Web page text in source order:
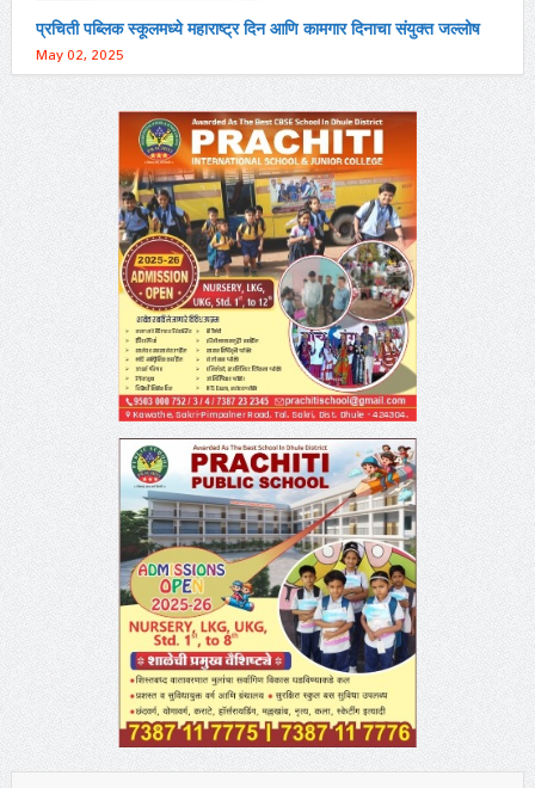
प्रचिती पब्लिक स्कूलमध्ये महाराष्ट्र दिन आणि कामगार दिनाचा संयुक्त जल्लोष
May 02, 2025